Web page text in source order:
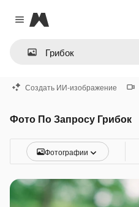
Close menu
Magnific
Создать ИИ-изображение
Фото По Запросу Грибок
Фотографии